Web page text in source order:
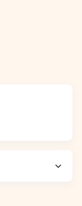
동안 계속 지